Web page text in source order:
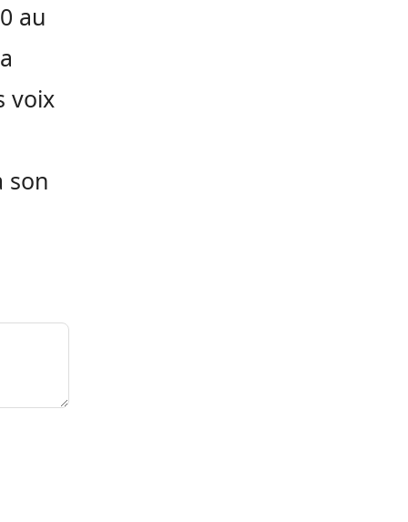
au
voix
son